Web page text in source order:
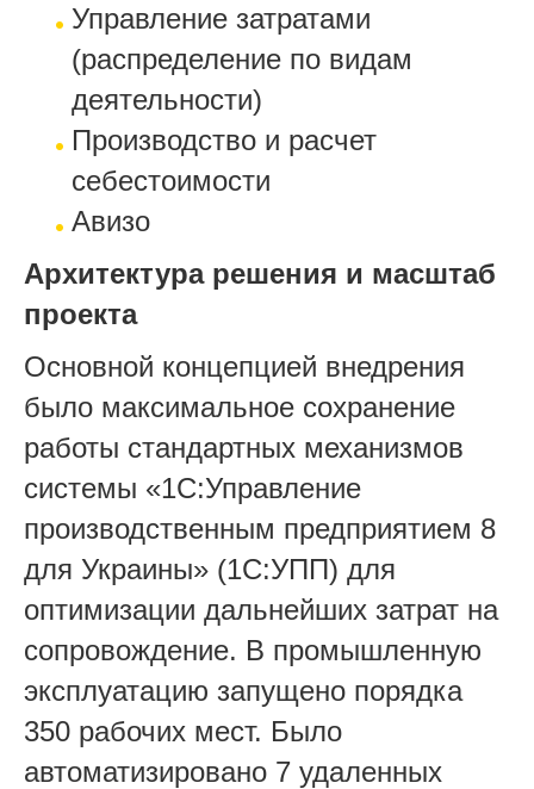
Управление затратами
(распределение по видам
деятельности)
Производство и расчет
себестоимости
Авизо
Архитектура решения и масштаб
проекта
Основной концепцией внедрения
было максимальное сохранение
работы стандартных механизмов
системы «1С:Управление
производственным предприятием 8
для Украины» (1С:УПП) для
оптимизации дальнейших затрат на
сопровождение. В промышленную
эксплуатацию запущено порядка
350 рабочих мест. Было
автоматизировано 7 удаленных